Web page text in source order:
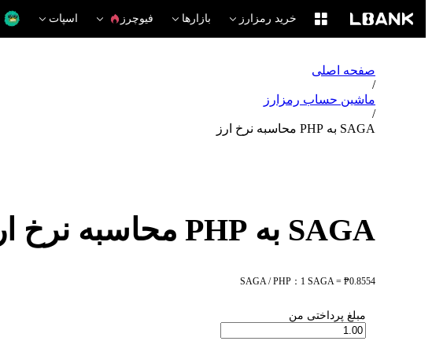
خرید رمزارز بازارها فیوچرز اسپات
صفحه اصلی
/
ماشین حساب رمزارز
/
SAGA به PHP محاسبه نرخ ارز
SAGA به PHP محاسبه نرخ ارز
SAGA / PHP：1 SAGA = ₱0.8554
مبلغ پرداختی من